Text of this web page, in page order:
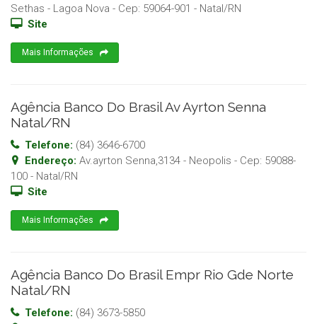
Sethas - Lagoa Nova - Cep: 59064-901 - Natal/RN
Site
Mais Informações
Agência Banco Do Brasil Av Ayrton Senna
Natal/RN
Telefone: (84) 3646-6700
Endereço: Av.ayrton Senna,3134 - Neopolis - Cep: 59088-
100 - Natal/RN
Site
Mais Informações
Agência Banco Do Brasil Empr Rio Gde Norte
Natal/RN
Telefone: (84) 3673-5850